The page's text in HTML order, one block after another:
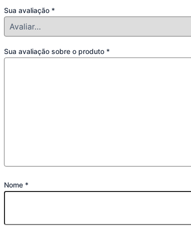
Sua avaliação *
Sua avaliação sobre o produto *
Nome *